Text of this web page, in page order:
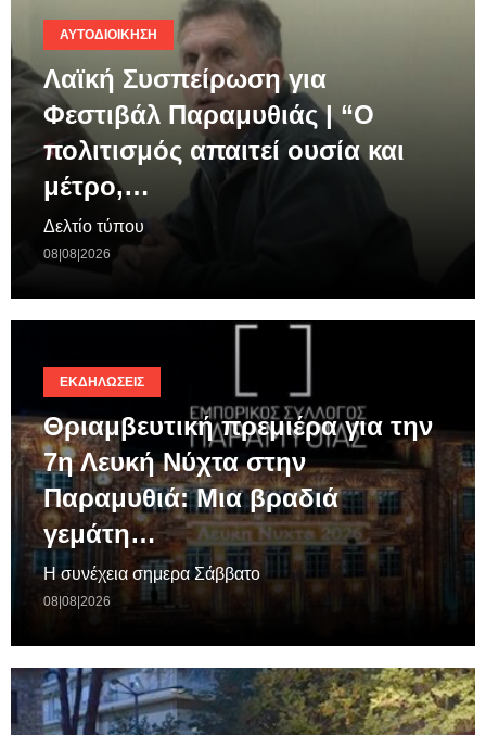
ΑΥΤΟΔΙΟΊΚΗΣΗ
Λαϊκή Συσπείρωση για
Φεστιβάλ Παραμυθιάς | “Ο
πολιτισμός απαιτεί ουσία και
μέτρο,…
Δελτίο τύπου
08|08|2026
ΕΚΔΗΛΏΣΕΙΣ
Θριαμβευτική πρεμιέρα για την
7η Λευκή Νύχτα στην
Παραμυθιά: Μια βραδιά
γεμάτη…
Η συνέχεια σημερα Σάββατο
08|08|2026